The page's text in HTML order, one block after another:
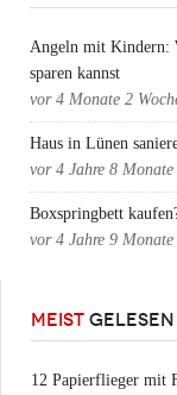
Angeln mit Kindern:
sparen kannst
vor 4 Monate 2
Haus in Lünen
vor 4 Jahre 8 Monate
Boxspringbett
vor 4 Jahre 9 Monate
MEIST GELESEN
12 Papierflieger mit